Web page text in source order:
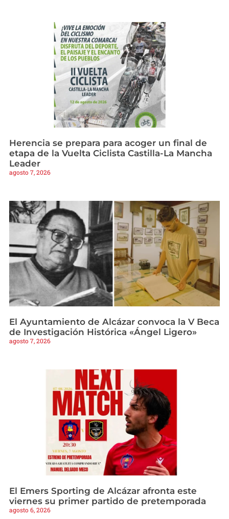
Herencia se prepara para acoger un final de
etapa de la Vuelta Ciclista Castilla-La Mancha
Leader
agosto 7, 2026
El Ayuntamiento de Alcázar convoca la V Beca
de Investigación Histórica «Ángel Ligero»
agosto 7, 2026
El Emers Sporting de Alcázar afronta este
viernes su primer partido de pretemporada
agosto 6, 2026